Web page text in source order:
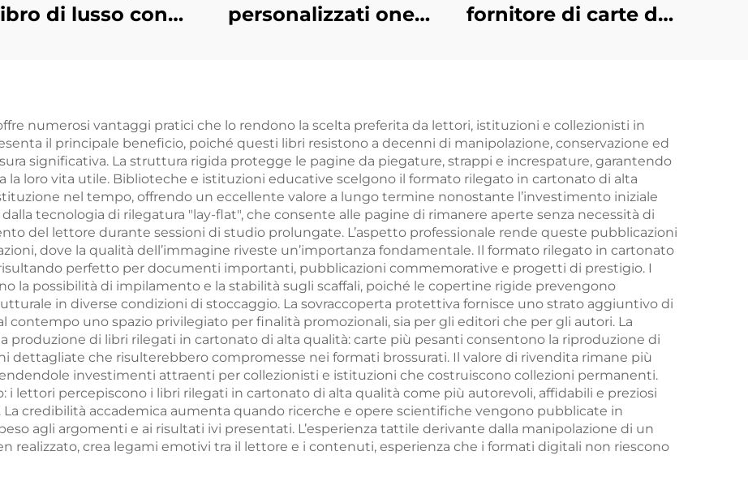
di lusso con
servizio
di stampa libro
copertina rigida
personalizzati one-
libro foto copertina
rigida con bordi
dorati
fornitore di carte da
stampa e confezione
personalizzata per
adulti e coppie
numerosi vantaggi pratici che lo rendono la scelta preferita da lettori, istituzioni e collezionisti in
il principale beneficio, poiché questi libri resistono a decenni di manipolazione, conservazione ed
significativa. La struttura rigida protegge le pagine da piegature, strappi e increspature, garantendo
loro vita utile. Biblioteche e istituzioni educative scelgono il formato rilegato in cartonato di alta
nel tempo, offrendo un eccellente valore a lungo termine nonostante l’investimento iniziale
tecnologia di rilegatura "lay-flat", che consente alle pagine di rimanere aperte senza necessità di
del lettore durante sessioni di studio prolungate. L’aspetto professionale rende queste pubblicazioni
dove la qualità dell’immagine riveste un’importanza fondamentale. Il formato rilegato in cartonato
perfetto per documenti importanti, pubblicazioni commemorative e progetti di prestigio. I
la possibilità di impilamento e la stabilità sugli scaffali, poiché le copertine rigide prevengono
in diverse condizioni di stoccaggio. La sovraccoperta protettiva fornisce uno strato aggiuntivo di
contempo uno spazio privilegiato per finalità promozionali, sia per gli editori che per gli autori. La
produzione di libri rilegati in cartonato di alta qualità: carte più pesanti consentono la riproduzione di
dettagliate che risulterebbero compromesse nei formati brossurati. Il valore di rivendita rimane più
investimenti attraenti per collezionisti e istituzioni che costruiscono collezioni permanenti.
i lettori percepiscono i libri rilegati in cartonato di alta qualità come più autorevoli, affidabili e preziosi
credibilità accademica aumenta quando ricerche e opere scientifiche vengono pubblicate in
agli argomenti e ai risultati ivi presentati. L’esperienza tattile derivante dalla manipolazione di un
realizzato, crea legami emotivi tra il lettore e i contenuti, esperienza che i formati digitali non riescono